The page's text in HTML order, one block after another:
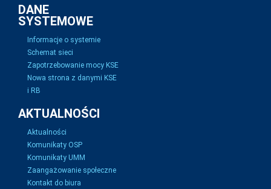
DANE
SYSTEMOWE
Informacje o systemie
Schemat sieci
Zapotrzebowanie mocy KSE
Nowa strona z danymi KSE
i RB
AKTUALNOŚCI
Aktualności
Komunikaty OSP
Komunikaty UMM
Zaangażowanie społeczne
Kontakt do biura